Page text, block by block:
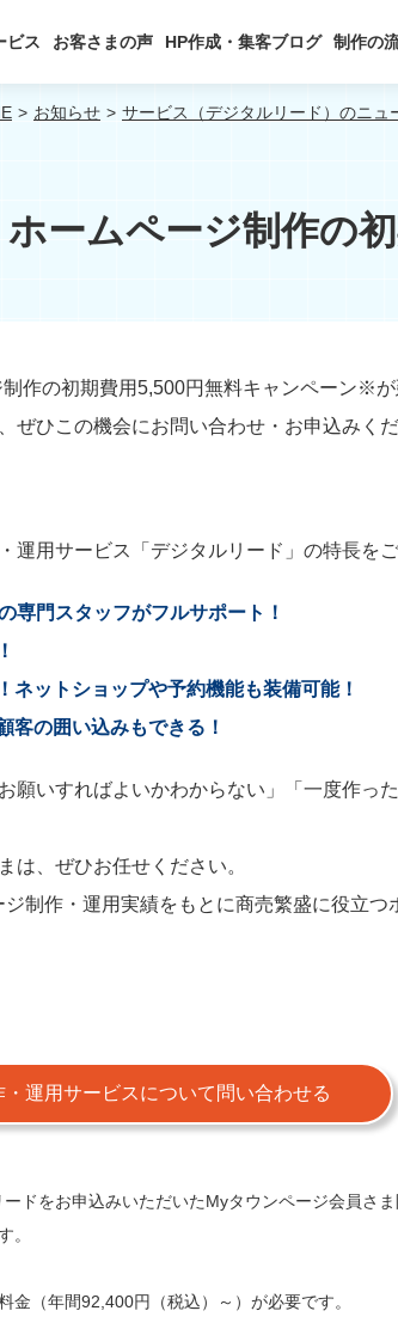
ビス お客さまの声 HP作成・集客ブログ 制作の
お知らせ サービス（デジタルリード）のニュ
ホームページ制作の
作の初期費用5,500円無料キャンペーン※が
ひこの機会にお問い合わせ・お申込みくだ
運用サービス「デジタルリード」の特長を
専門スタッフがフルサポート！
ットショップや予約機能も装備可能！
客の囲い込みもできる！
願いすればよいかわからない」「一度作っ
は、ぜひお任せください。
制作・運用実績をもとに商売繁盛に役立つ
運用サービスについて問い合わせる
をお申込みいただいたMyタウンページ会員さま
。
（年間92,400円（税込）～）が必要です。